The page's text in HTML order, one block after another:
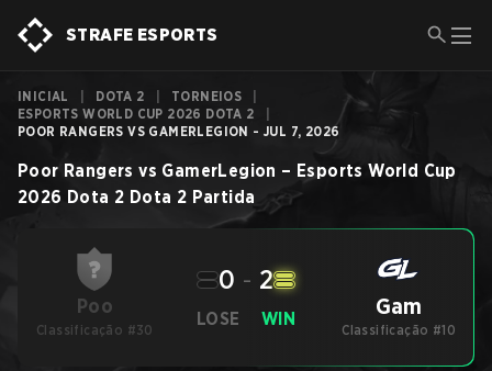
STRAFE ESPORTS
INICIAL DOTA 2 TORNEIOS
ESPORTS WORLD CUP 2026 DOTA 2
POOR RANGERS VS GAMERLEGION - JUL 7, 2026
Poor Rangers vs GamerLegion – Esports World Cup
2026 Dota 2 Dota 2 Partida
Poo
Classificação #30
LOSE
0 - 2
WIN Gam
Classificação #10